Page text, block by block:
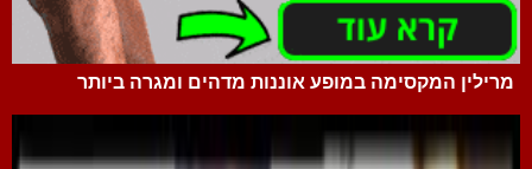
מרילין המקסימה במופע אוננות מדהים ומגרה ביותר